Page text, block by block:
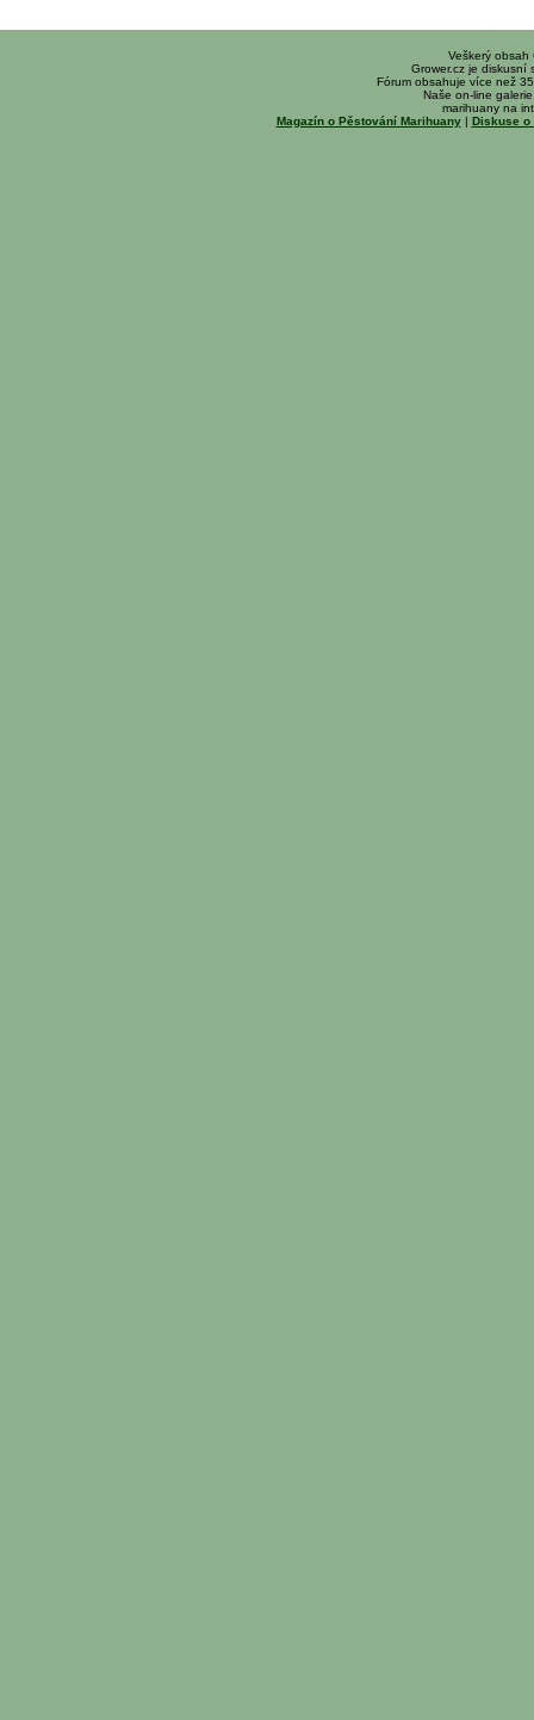
Veškerý obsah
Grower.cz je diskusní
Fórum obsahuje více než
Naše on-line
marihuany na
Magazín o Pěstování Marihuany| Diskuse o